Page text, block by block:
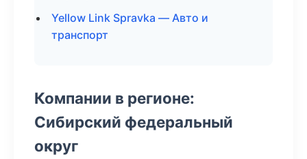
Yellow Link Spravka — Авто и
транспорт
Компании в регионе:
Сибирский федеральный
округ